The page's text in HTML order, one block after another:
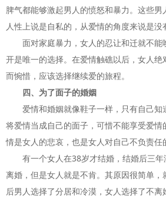
脾气都能够激起男人的愤怒和暴力。这些
人性上说是自私的，从爱情的角度来说是没
面对家庭暴力，女人的忍让和迁就不
开是唯一的选择。在爱情触礁以后，女人
而惋惜，应该选择继续爱的旅程。
四、为了面子的婚姻
爱情和婚姻就像鞋子一样，只有自己知
将爱情当成自己的面子，可惜不能享受爱
情是女人的悲哀，也是女人对自己不负责任
有一个女人在38岁才结婚，结婚后三
离婚，但是女人就是不肯。其原因很简单
后男人选择了分居和冷漠，女人选择了不离